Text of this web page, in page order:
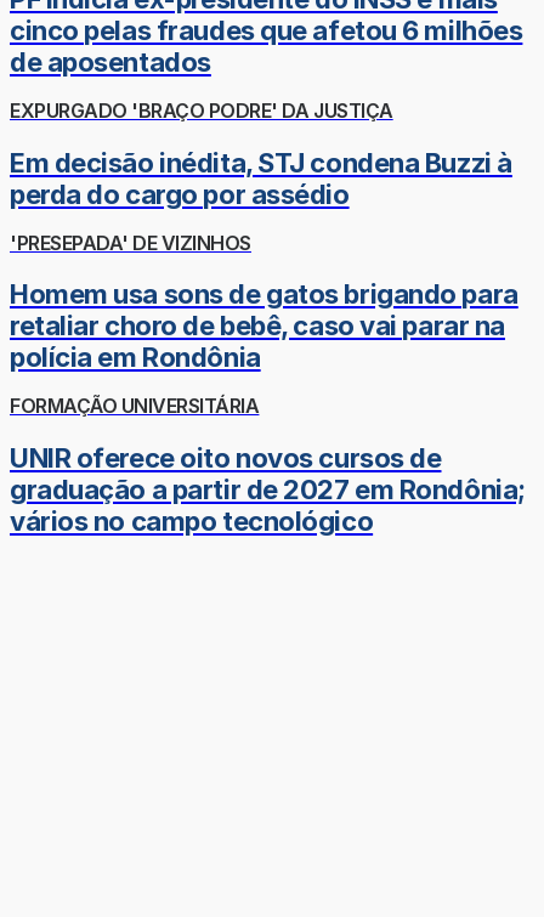
cinco pelas fraudes que afetou 6 milhões
de aposentados
EXPURGADO 'BRAÇO PODRE' DA JUSTIÇA
Em decisão inédita, STJ condena Buzzi à
perda do cargo por assédio
'PRESEPADA' DE VIZINHOS
Homem usa sons de gatos brigando para
retaliar choro de bebê, caso vai parar na
polícia em Rondônia
FORMAÇÃO UNIVERSITÁRIA
UNIR oferece oito novos cursos de
graduação a partir de 2027 em Rondônia;
vários no campo tecnológico